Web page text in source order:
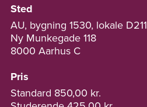
Sted
AU, bygning 1530, lokale D211
Ny Munkegade 118
8000 Aarhus C
Pris
Standard 850,00 kr.